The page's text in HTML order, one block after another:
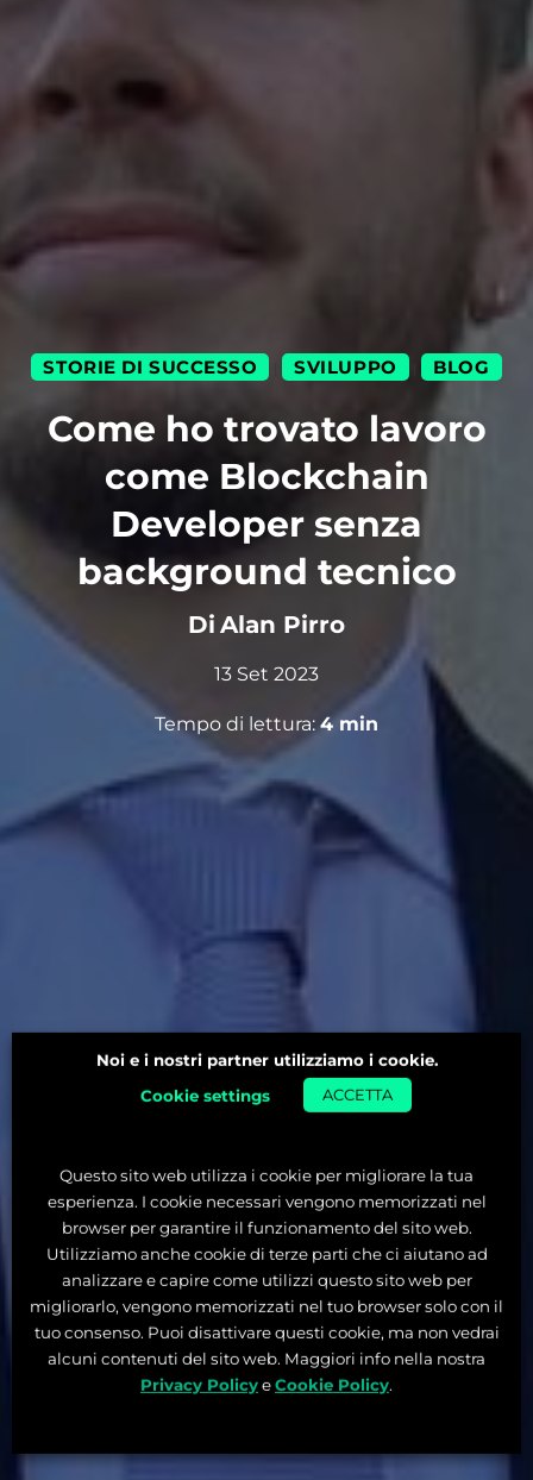
STORIE DI SUCCESSO SVILUPPO BLOG
Come ho trovato lavoro
come Blockchain
Developer senza
background tecnico
Di Alan Pirro
13 Set 2023
Tempo di lettura: 4min
Noi e i nostri partner utilizziamo i cookie.
Cookie settings
ACCETTA
Questo sito web utilizza i cookie per migliorare la tua
esperienza. I cookie necessari vengono memorizzati nel
browser per garantire il funzionamento del sito web.
Utilizziamo anche cookie di terze parti che ci aiutano ad
analizzare e capire come utilizzi questo sito web per
migliorarlo, vengono memorizzati nel tuo browser solo con il
tuo consenso. Puoi disattivare questi cookie, ma non vedrai
alcuni contenuti del sito web. Maggiori info nella nostra
Privacy PolicyeCookie Policy.